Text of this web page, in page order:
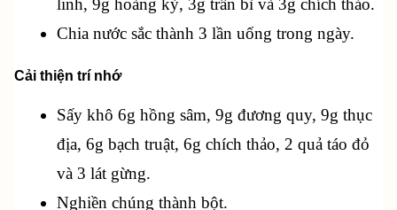
linh, 9g hoàng kỳ, 3g trần bì và 3g chích thảo.
Chia nước sắc thành 3 lần uống trong ngày.
Cải thiện trí nhớ
Sấy khô 6g hồng sâm, 9g đương quy, 9g thục
địa, 6g bạch truật, 6g chích thảo, 2 quả táo đỏ
và 3 lát gừng.
Nghiền chúng thành bột.